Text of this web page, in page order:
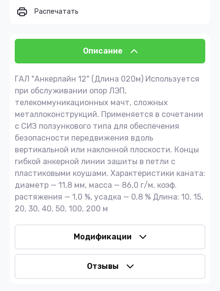
Распечатать
Описание
ГАЛ "Анкерлайн 12" (Длина 020м) Используется
при обслуживании опор ЛЭП,
телекоммуникационных мачт, сложных
металлоконструкций. Применяется в сочетании
с СИЗ ползункового типа для обеспечения
безопасности передвижения вдоль
вертикальной или наклонной плоскости. Концы
гибкой анкерной линии зашиты в петли с
пластиковыми коушами. Характеристики каната:
диаметр — 11,8 мм, масса — 86,0 г/м, коэф.
растяжения — 1,0 %, усадка — 0,8 % Длина: 10, 15,
20, 30, 40, 50, 100, 200 м
Модификации
Отзывы